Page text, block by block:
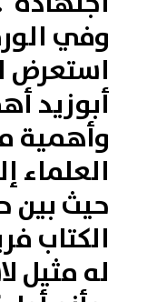
وفي
استعرض
أبوزيد
وأهمية
العلماء
حيث بين
الكتاب
له مثيل